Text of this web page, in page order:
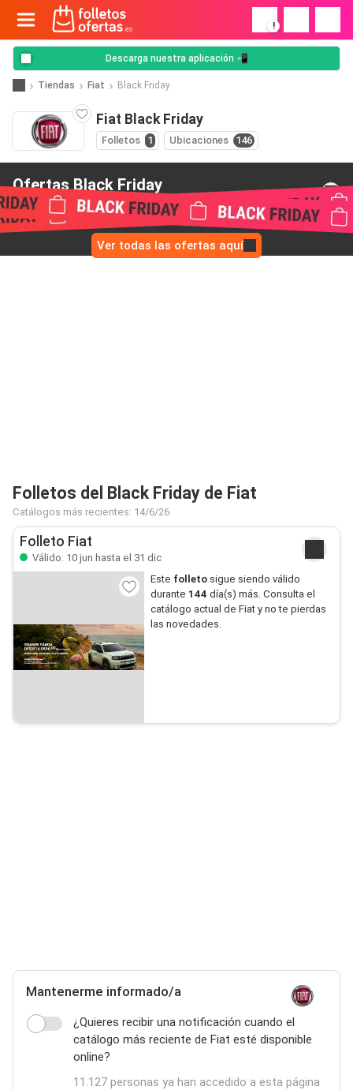
!
Descarga nuestra aplicación 📲
Tiendas Fiat Black Friday
Fiat Black Friday
Folletos 1 Ubicaciones 146
Ofertas Black Friday
de Fiat
Ver todas las ofertas aquí
Folletos del Black Friday de Fiat
Catálogos más recientes: 14/6/26
Folleto Fiat
Válido: 10 jun hasta el 31 dic
Este folletosigue siendo válido
durante 144 día(s) más. Consulta el
catálogo actual de Fiat y no te pierdas
las novedades.
Mantenerme informado/a
¿Quieres recibir una notificación cuando el
catálogo más reciente de Fiat esté disponible
online?
11.127 personas ya han accedido a esta página